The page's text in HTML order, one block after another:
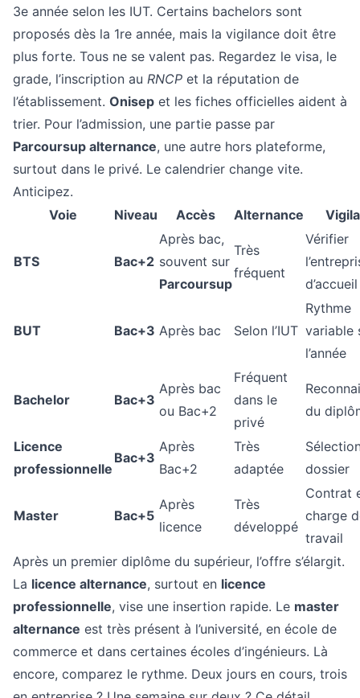
3e année selon les IUT. Certains bachelors sont
proposés dès la 1re année, mais la vigilance doit être
plus forte. Tous ne se valent pas. Regardez le visa, le
grade, l’inscription au RNCP et la réputation de
l’établissement. Onisep et les fiches officielles aident à
trier. Pour l’admission, une partie passe par
Parcoursup alternance, une autre hors plateforme,
surtout dans le privé. Le calendrier change vite.
Anticipez.
Voie
Niveau Accès Alternance
BTS Bac+2
Après bac,
souvent sur
Parcoursup
Très
fréquent
Vérifier
d’accueil
BUT Bac+3 Après bac Selon l’IUT
Rythme
variable
l’année
Bachelor Bac+3
Après bac
ou Bac+2
Fréquent
dans le
privé
du
Licence
professionnelle
Bac+3
Après
Bac+2
Très
adaptée
dossier
Master Bac+5
Après
licence
Très
développé
Contrat
charge
travail
Après un premier diplôme du supérieur, l’offre s’élargit.
La licence alternance, surtout en licence
professionnelle, vise une insertion rapide. Le master
alternance est très présent à l’université, en école de
commerce et dans certaines écoles d’ingénieurs. Là
encore, comparez le rythme. Deux jours en cours, trois